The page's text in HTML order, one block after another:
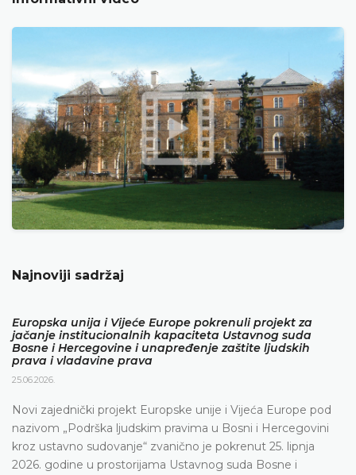
Najnoviji sadržaj
Europska unija i Vijeće Europe pokrenuli projekt za
jačanje institucionalnih kapaciteta Ustavnog suda
Bosne i Hercegovine i unapređenje zaštite ljudskih
prava i vladavine prava
25.06.2026.
Novi zajednički projekt Europske unije i Vijeća Europe pod
nazivom „Podrška ljudskim pravima u Bosni i Hercegovini
kroz ustavno sudovanje“ zvanično je pokrenut 25. lipnja
2026. godine u prostorijama Ustavnog suda Bosne i